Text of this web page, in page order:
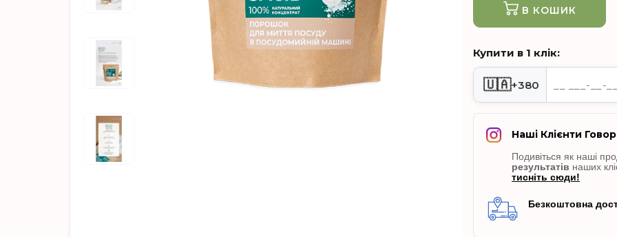
В КОШИК
Купити в 1 клік:
🇺🇦+380
Наші Клієнти
Подивіться як наші
результатів наших
тисніть сюди!
Безкоштовна